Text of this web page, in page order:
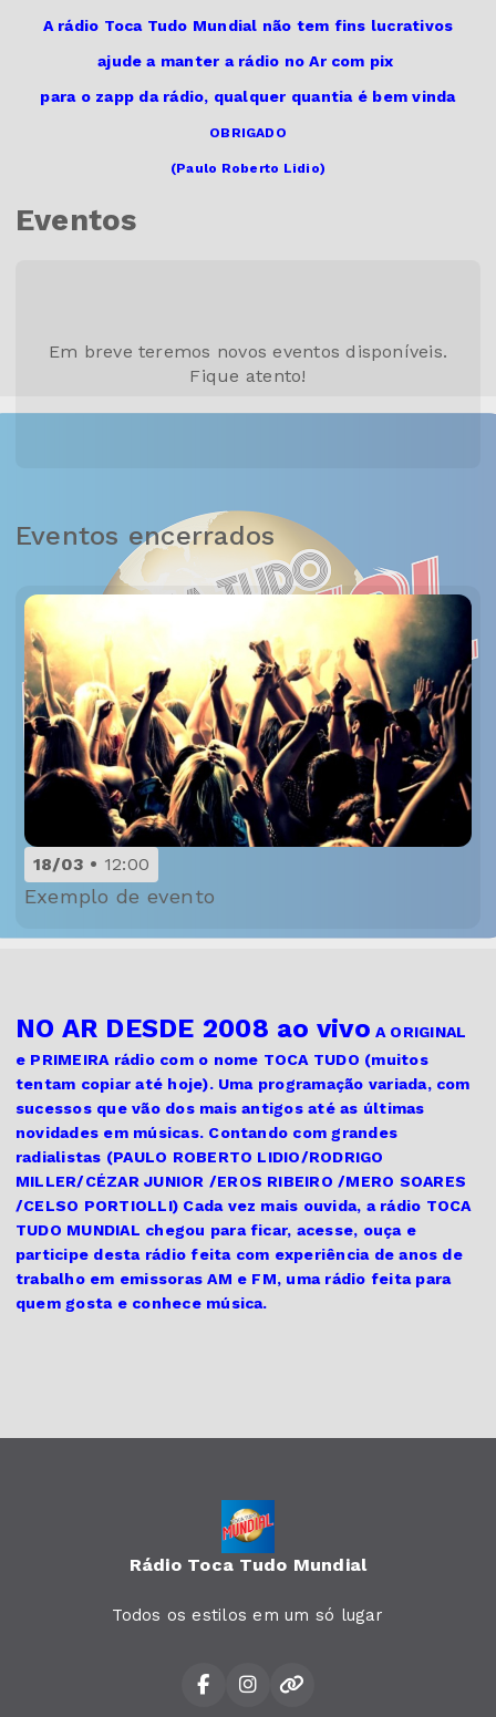
A rádio Toca Tudo Mundial não tem fins lucrativos
ajude a manter a rádio no Ar com pix
para o zapp da rádio, qualquer quantia é bem vinda
OBRIGADO
(Paulo Roberto Lidio)
Eventos
Em breve teremos novos eventos disponíveis.
Fique atento!
Eventos encerrados
18/03 12:00
Exemplo de evento
NO AR DESDE 2008 ao vivo A ORIGINAL
e PRIMEIRA rádio com o nome TOCA TUDO (muitos
tentam copiar até hoje). Uma programação variada, com
sucessos que vão dos mais antigos até as últimas
novidades em músicas. Contando com grandes
radialistas (PAULO ROBERTO LIDIO/RODRIGO
MILLER/CÉZAR JUNIOR /EROS RIBEIRO /MERO SOARES
/CELSO PORTIOLLI) Cada vez mais ouvida, a rádio TOCA
TUDO MUNDIAL chegou para ficar, acesse, ouça e
participe desta rádio feita com experiência de anos de
trabalho em emissoras AM e FM, uma rádio feita para
quem gosta e conhece música.
Rádio Toca Tudo Mundial
Todos os estilos em um só lugar